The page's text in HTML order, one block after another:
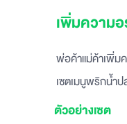
เพิ่มความอ
พ่อค้าแม่ค้าเพิ่ม
เซตเมนูพริกน้ำ
ตัวอย่างเซต